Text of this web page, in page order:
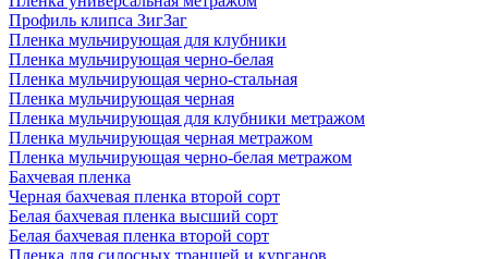
Профиль клипса ЗигЗаг
Пленка мульчирующая для клубники
Пленка мульчирующая черно-белая
Пленка мульчирующая черно-стальная
Пленка мульчирующая черная
Пленка мульчирующая для клубники метражом
Пленка мульчирующая черная метражом
Пленка мульчирующая черно-белая метражом
Бахчевая пленка
Черная бахчевая пленка второй сорт
Белая бахчевая пленка высший сорт
Белая бахчевая пленка второй сорт
Пленка для силосных траншей и курганов